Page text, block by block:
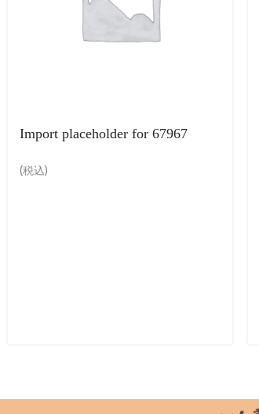
Import placeholder for 67967
(税込)